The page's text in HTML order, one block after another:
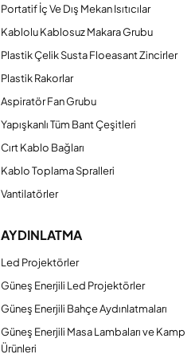
Gönder
Portatif İç Ve Dış Mekan Isıtıcılar
Kablolu Kablosuz Makara Grubu
Plastik Çelik Susta Floeasant Zincirler
Plastik Rakorlar
Aspiratör Fan Grubu
Yapışkanlı Tüm Bant Çeşitleri
Cırt Kablo Bağları
Kablo Toplama Spralleri
Vantilatörler
AYDINLATMA
Led Projektörler
Güneş Enerjili Led Projektörler
Güneş Enerjili Bahçe Aydınlatmaları
Güneş Enerjili Masa Lambaları ve Kamp
Ürünleri